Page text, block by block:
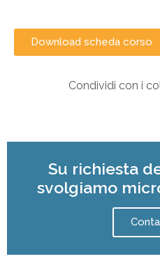
Download scheda corso
Condividi con i
Su richiesta
svolgiamo